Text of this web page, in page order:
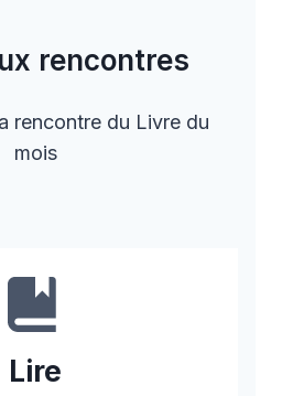
rencontres
rencontre du Livre du
mois
Lire